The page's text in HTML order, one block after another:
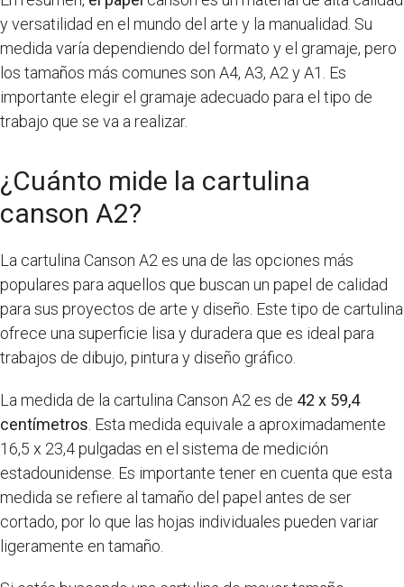
y versatilidad en el mundo del arte y la manualidad. Su
medida varía dependiendo del formato y el gramaje, pero
los tamaños más comunes son A4, A3, A2 y A1. Es
importante elegir el gramaje adecuado para el tipo de
trabajo que se va a realizar.
¿Cuánto mide la cartulina
canson A2?
La cartulina Canson A2 es una de las opciones más
populares para aquellos que buscan un papel de calidad
para sus proyectos de arte y diseño. Este tipo de cartulina
ofrece una superficie lisa y duradera que es ideal para
trabajos de dibujo, pintura y diseño gráfico.
La medida de la cartulina Canson A2 es de 42 x 59,4
centímetros . Esta medida equivale a aproximadamente
16,5 x 23,4 pulgadas en el sistema de medición
estadounidense. Es importante tener en cuenta que esta
medida se refiere al tamaño del papel antes de ser
cortado, por lo que las hojas individuales pueden variar
ligeramente en tamaño.